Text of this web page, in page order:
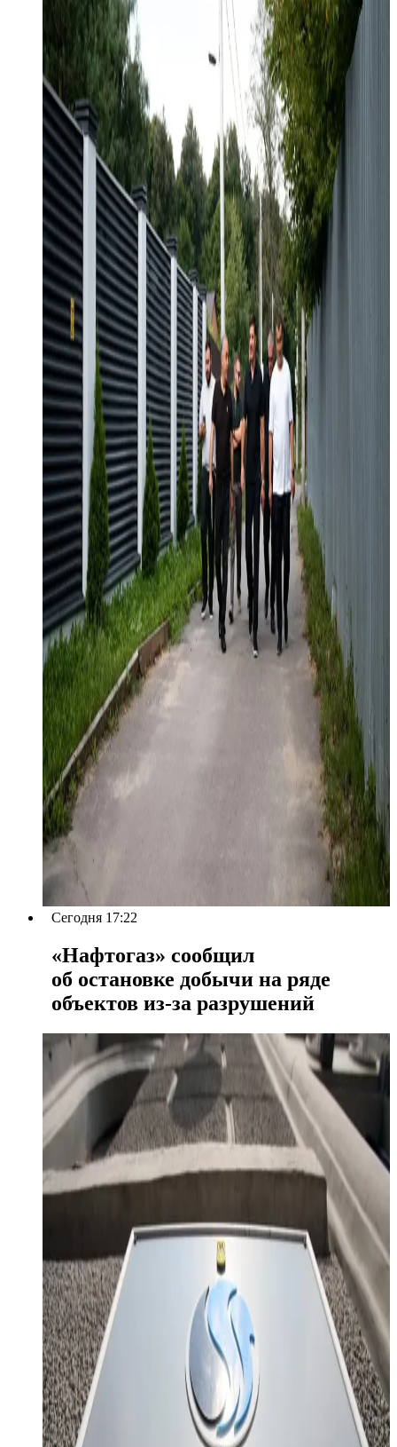
Сегодня 17:22
«Нафтогаз» сообщил
об остановке добычи на ряде
объектов из-за разрушений